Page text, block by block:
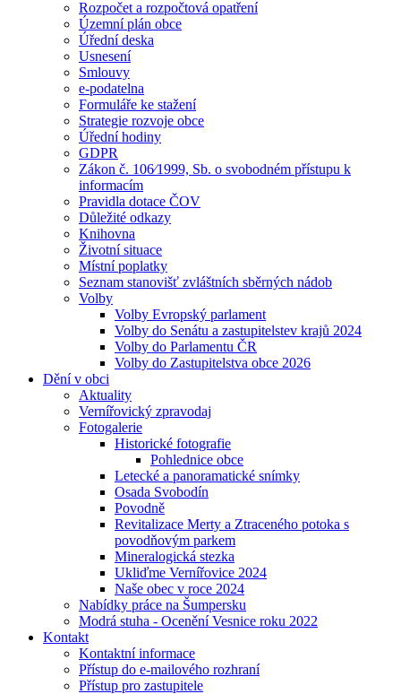
Rozpočet a rozpočtová opatření
Územní plán obce
Úřední deska
Usnesení
Smlouvy
e-podatelna
Formuláře ke stažení
Strategie rozvoje obce
Úřední hodiny
GDPR
Zákon č. 106⁄1999, Sb. o svobodném přístupu k
informacím
Pravidla dotace ČOV
Důležité odkazy
Knihovna
Životní situace
Místní poplatky
Seznam stanovišť zvláštních sběrných nádob
Volby
Volby Evropský parlament
Volby do Senátu a zastupitelstev krajů 2024
Volby do Parlamentu ČR
Volby do Zastupitelstva obce 2026
Dění v obci
Aktuality
Vernířovický zpravodaj
Fotogalerie
Historické fotografie
Pohlednice obce
Letecké a panoramatické snímky
Osada Svobodín
Povodně
Revitalizace Merty a Ztraceného potoka s
povodňovým parkem
Mineralogická stezka
Ukliďme Vernířovice 2024
Naše obec v roce 2024
Nabídky práce na Šumpersku
Modrá stuha - Ocenění Vesnice roku 2022
Kontakt
Kontaktní informace
Přístup do e-mailového rozhraní
Přístup pro zastupitele